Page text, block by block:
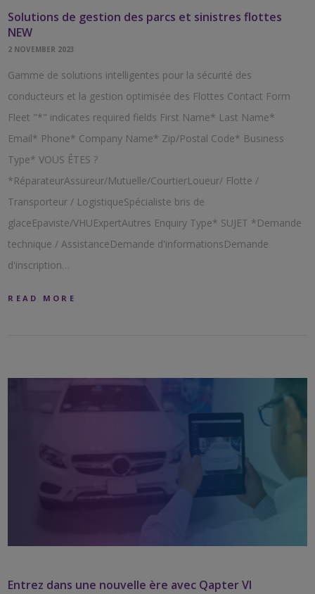
Solutions de gestion des parcs et sinistres flottes
NEW
2 NOVEMBER 2023
Gamme de solutions intelligentes pour la sécurité des
conducteurs et la gestion optimisée des Flottes Contact Form
Fleet "*" indicates required fields First Name* Last Name*
Email* Phone* Company Name* Zip/Postal Code* Business
Type* VOUS ÊTES ?
*RéparateurAssureur/Mutuelle/CourtierLoueur/ Flotte /
Transporteur / LogistiqueSpécialiste bris de
glaceEpaviste/VHUExpertAutres Enquiry Type* SUJET *Demande
technique / AssistanceDemande d'informationsDemande
d'inscription…
READ MORE
Entrez dans une nouvelle ère avec Qapter VI